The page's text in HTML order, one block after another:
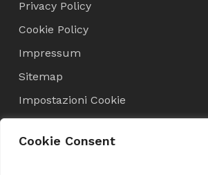
Cookie Consent
Privacy Policy
Cookie Policy
Impressum
Sitemap
Impostazioni Cookie
Condizioni di Vendita